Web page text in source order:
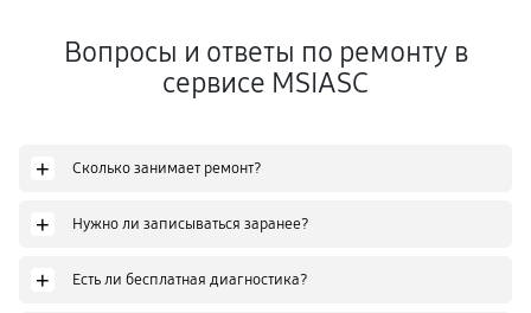
Вопросы и ответы по ремонту в
сервисе MSIASC
+ Сколько занимает ремонт?
+ Нужно ли записываться заранее?
+ Есть ли бесплатная диагностика?